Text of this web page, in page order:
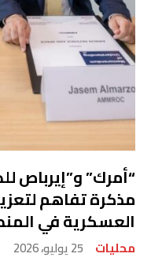
“أمرك” و”إيرباص
مذكرة تفاهم
العسكرية في
محليات 25 يوليو، 2026